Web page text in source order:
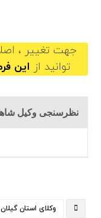
جهت تغییر ،
توانید از این
نظرسنجی وکیل
وکلای استان گیلان